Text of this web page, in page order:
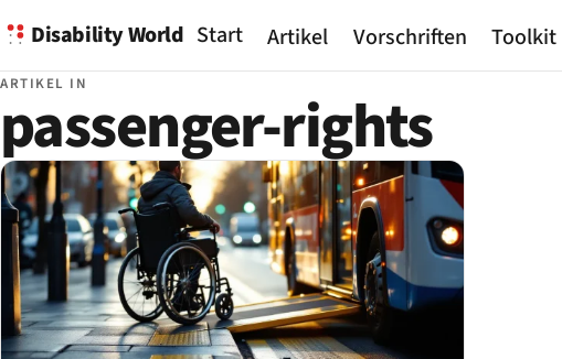
Disability World Start Artikel Vorschriften Toolkit
ARTIKEL IN
passenger-rights